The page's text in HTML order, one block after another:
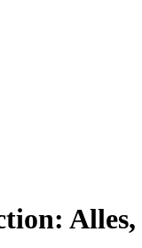
Alles,